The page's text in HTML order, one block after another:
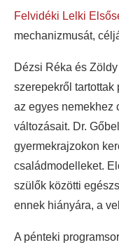
Felvidéki Lelki
mechanizmusát,
Dézsi Réka és
szerepekről tartottak
az egyes nemekhez
változásait. Dr.
gyermekrajzokon
családmodelleket.
szülők közötti
ennek hiányára, a
A pénteki